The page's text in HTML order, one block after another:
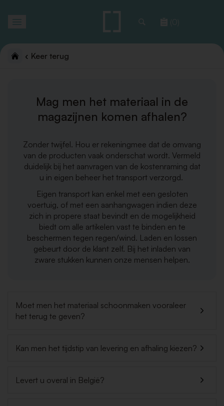
(0)
Keer terug
Mag men het materiaal in de
magazijnen komen afhalen?
Zonder twijfel. Hou er rekeningmee dat de omvang
van de producten vaak onderschat wordt. Vermeld
duidelijk bij het aanvragen van de kostenraming dat
u in eigen beheer het transport verzorgd.
Eigen transport kan enkel met een gesloten
voertuig, of met een aanhangwagen indien deze
zich in propere staat bevindt en de mogelijkheid
biedt om alle artikelen vast te binden en te
beschermen tegen regen/wind. Laden en lossen
gebeurt door de klant zelf. Bij het inladen van
zware stukken kunnen onze mensen helpen.
Moet men het materiaal schoonmaken vooraleer
het terug te geven?
Kan men het tijdstip van levering en afhaling kiezen?
Levert u overal in België?